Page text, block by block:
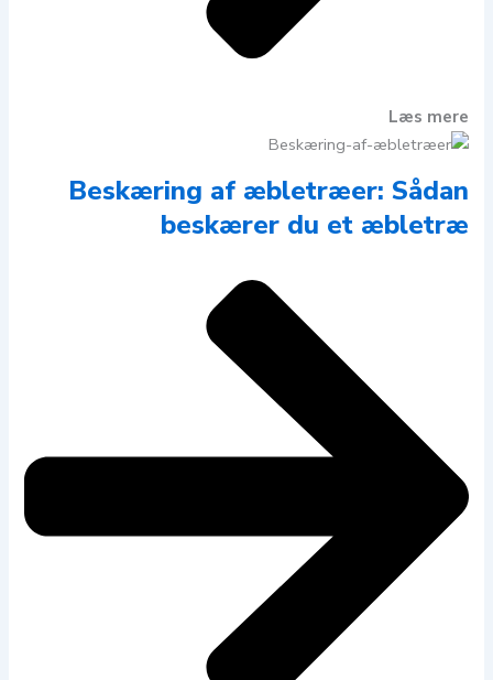
Læs mere
Beskæring af æbletræer: Sådan
beskærer du et æbletræ